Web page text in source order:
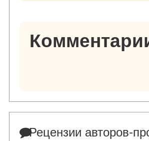
Рецензии авторов-